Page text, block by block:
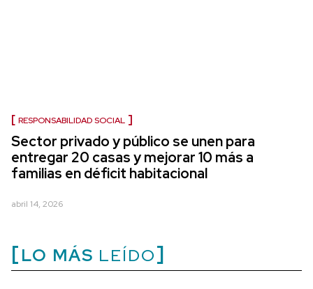
RESPONSABILIDAD SOCIAL
Sector privado y público se unen para
entregar 20 casas y mejorar 10 más a
familias en déficit habitacional
abril 14, 2026
LO MÁS LEÍDO